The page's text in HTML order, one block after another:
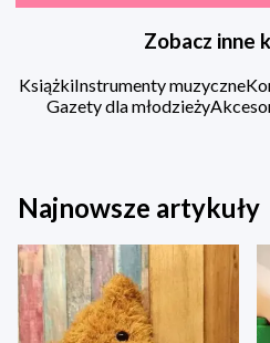
Zobacz inne
KsiążkiInstrumenty muzyczne
Gazety dla młodzieży
Najnowsze artykuły